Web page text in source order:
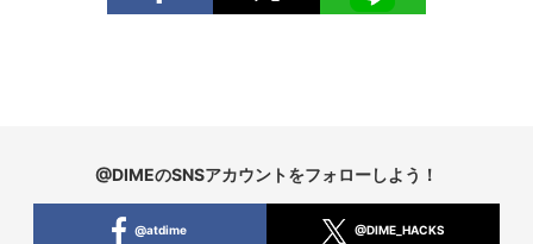
@DIMEのSNSアカウントをフォローしよう！
@atdime @DIME_HACKS